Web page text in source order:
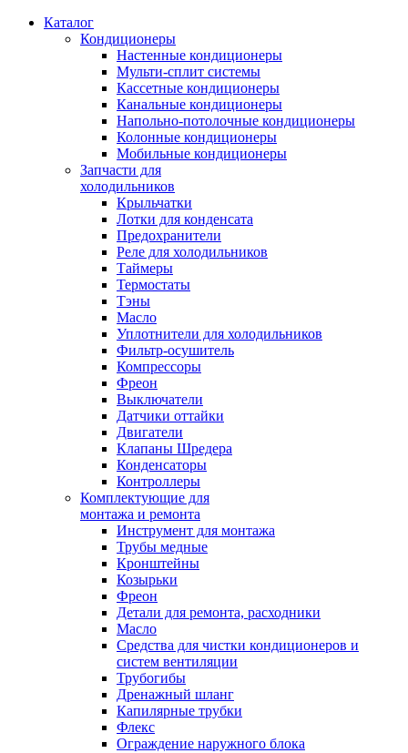
Каталог
Кондиционеры
Настенные кондиционеры
Мульти-сплит системы
Кассетные кондиционеры
Канальные кондиционеры
Напольно-потолочные кондиционеры
Колонные кондиционеры
Мобильные кондиционеры
Запчасти для
холодильников
Крыльчатки
Лотки для конденсата
Предохранители
Реле для холодильников
Таймеры
Термостаты
Тэны
Масло
Уплотнители для холодильников
Фильтр-осушитель
Компрессоры
Фреон
Выключатели
Датчики оттайки
Двигатели
Клапаны Шредера
Конденсаторы
Контроллеры
Комплектующие для
монтажа и ремонта
Инструмент для монтажа
Трубы медные
Кронштейны
Козырьки
Фреон
Детали для ремонта, расходники
Масло
Средства для чистки кондиционеров и
систем вентиляции
Трубогибы
Дренажный шланг
Капилярные трубки
Флекс
Ограждение наружного блока